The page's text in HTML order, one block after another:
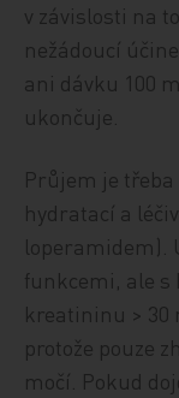
v závislosti na
nežádoucí
ani dávku 100
ukončuje.
Průjem je
hydratací a
loperamidem).
funkcemi, ale s
kreatininu > 30
protože pouze
močí. Pokud